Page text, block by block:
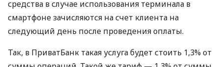
средства в случае использования терминала в
смартфоне зачисляются на счет клиента на
следующий день после проведения оплаты.
Так, в ПриватБанк такая услуга будет стоить 1,3% от